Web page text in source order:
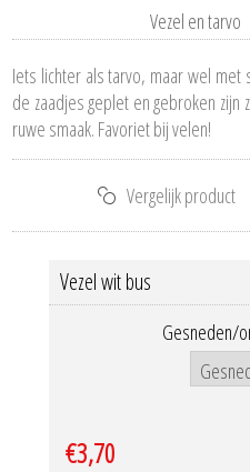
Vezel en tarvo
Iets lichter als tarvo, maar wel
de zaadjes geplet en gebroken
ruwe smaak. Favoriet bij velen!
Vezel wit bus
Gesneden/
€3,70